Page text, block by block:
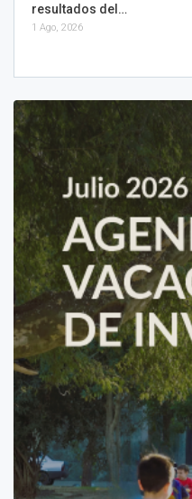
resultados del…
1 Ago, 2026